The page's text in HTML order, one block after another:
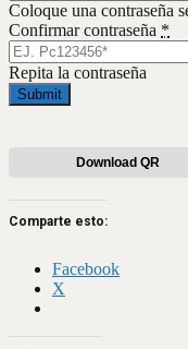
Coloque una contraseña
Confirmar contraseña *
Repita la contraseña
Submit
Download QR
Comparte esto:
Facebook
X